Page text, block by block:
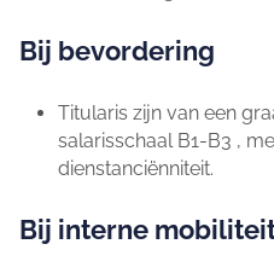
Bij bevordering
Titularis zijn van een
salarisschaal B1-B3 ,
dienstanciënniteit.
Bij interne